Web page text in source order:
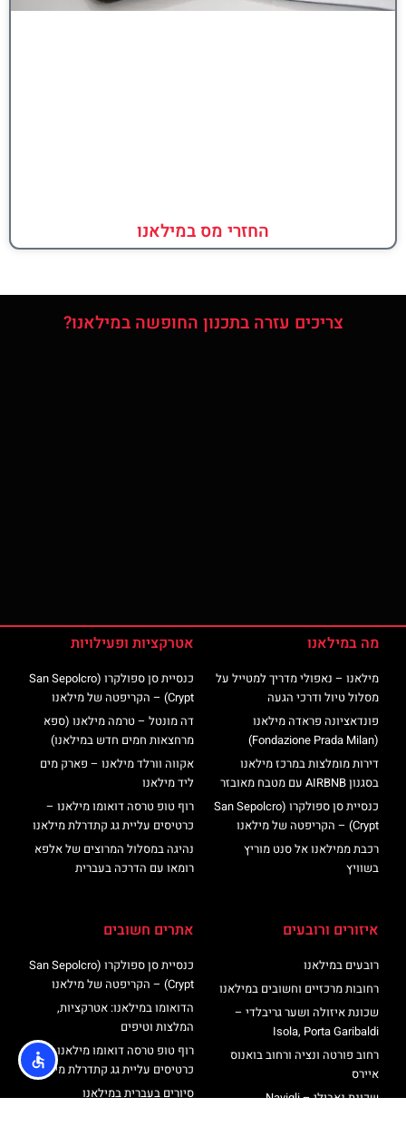
החזרי מס במילאנו
צריכים עזרה בתכנון החופשה במילאנו?
מה במילאנו
מילאנו – נאפולי מדריך למטייל על
מסלול טיול ודרכי הגעה
פונדאציונה פראדה מילאנו
(Fondazione Prada Milan)
דירות מומלצות במרכז מילאנו
בסגנון AIRBNB עם מטבח מאובזר
כנסיית סן ספולקרו (San Sepolcro
Crypt) – הקריפטה של מילאנו
רכבת ממילאנו אל סנט מוריץ
בשוויץ
אטרקציות ופעילויות
כנסיית סן ספולקרו (San Sepolcro
Crypt) – הקריפטה של מילאנו
דה מונטל – טרמה מילאנו (ספא
מרחצאות חמים חדש במילאנו)
אקווה וורלד מילאנו – פארק מים
ליד מילאנו
רוף טופ טרסה דואומו מילאנו –
כרטיסים עליית גג קתדרלת מילאנו
נהיגה במסלול המרוצים של אלפא
רומאו עם הדרכה בעברית
איזורים ורובעים
רובעים במילאנו
רחובות מרכזיים וחשובים במילאנו
שכונת איזולה ושער גריבלדי –
Isola, Porta Garibaldi
רחוב פורטה ונציה ורחוב בואנוס
איירס
שכונת נאבילי – Navigli
אתרים חשובים
כנסיית סן ספולקרו (San Sepolcro
Crypt) – הקריפטה של מילאנו
הדואומו במילאנו: אטרקציות,
המלצות וטיפים
רוף טופ טרסה דואומו מילאנו –
כרטיסים עליית גג קתדרלת מילאנו
סיורים בעברית במילאנו